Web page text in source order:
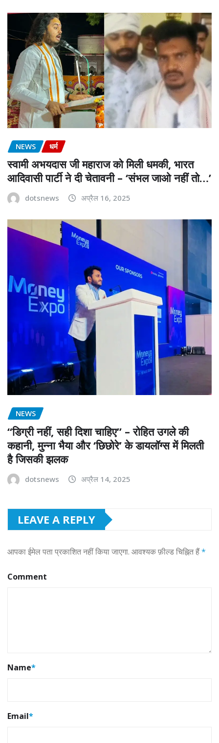
NEWS धर्म
स्वामी अभयदास जी महाराज को मिली धमकी, भारत
आदिवासी पार्टी ने दी चेतावनी – ‘संभल जाओ नहीं तो…’
dotsnews अप्रैल 16, 2025
NEWS
“डिग्री नहीं, सही दिशा चाहिए” – रोहित उगले की
कहानी, मुन्ना भैया और ‘छिछोरे’ के डायलॉग्स में मिलती
है जिसकी झलक
dotsnews अप्रैल 14, 2025
LEAVE A REPLY
आपका ईमेल पता प्रकाशित नहीं किया जाएगा. आवश्यक फ़ील्ड चिह्नित हैं*
Comment
Name*
Email*